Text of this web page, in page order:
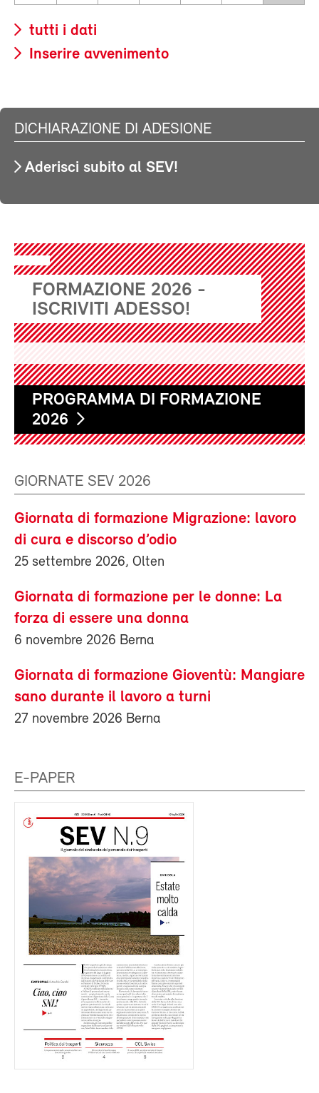
tutti i dati
Inserire avvenimento
DICHIARAZIONE DI ADESIONE
Aderisci subito al SEV!
FORMAZIONE 2026 -
ISCRIVITI ADESSO!
PROGRAMMA DI FORMAZIONE
2026
GIORNATE SEV 2026
Giornata di formazione Migrazione: lavoro
di cura e discorso d’odio
25 settembre 2026, Olten
Giornata di formazione per le donne: La
forza di essere una donna
6 novembre 2026 Berna
Giornata di formazione Gioventù: Mangiare
sano durante il lavoro a turni
27 novembre 2026 Berna
E-PAPER